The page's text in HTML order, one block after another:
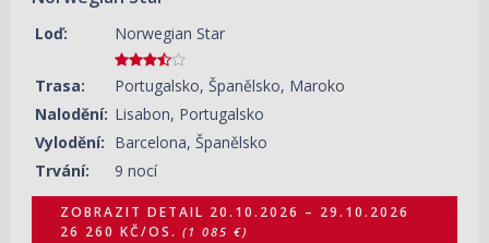
Loď: Norwegian Star
Trasa:
Portugalsko, Španělsko, Maroko
Nalodění: Lisabon, Portugalsko
Vylodění: Barcelona, Španělsko
Trvání:
9 nocí
ZOBRAZIT DETAIL 20.10.2026 – 29.10.2026
26 260 KČ/OS. (1 085 €)